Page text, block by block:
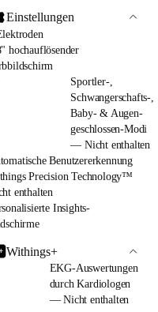
Einstellungen
hochauflösender
Sportler-,
Schwangerschafts-,
Baby- & Augen-
geschlossen-Modi
— Nicht enthalten
Benutzererkennung
Precision Technology™
enthalten
Insights-
Withings+
EKG-Auswertungen
durch Kardiologen
— Nicht enthalten